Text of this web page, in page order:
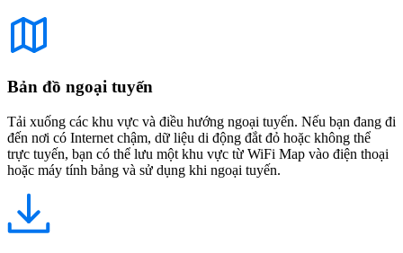
Bản đồ ngoại tuyến
Tải xuống các khu vực và điều hướng ngoại tuyến. Nếu bạn đang đi
đến nơi có Internet chậm, dữ liệu di động đắt đỏ hoặc không thể
trực tuyến, bạn có thể lưu một khu vực từ WiFi Map vào điện thoại
hoặc máy tính bảng và sử dụng khi ngoại tuyến.